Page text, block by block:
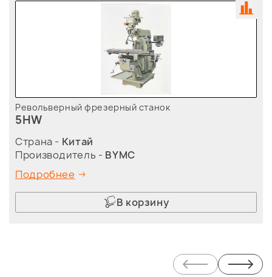
Револьверный фрезерный станок
5HW
Страна - Китай
Производитель - BYMC
Подробнее
В корзину